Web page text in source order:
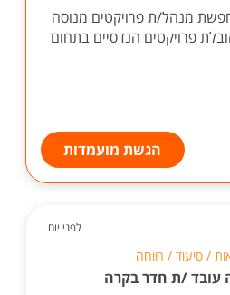
מנהל/ת פרויקטים מנוסה
פרויקטים הנדסיים בתחום
הגשת מועמדות
לפני יום
/ סיעוד / רווחה
עובד /ת חדר בקרה